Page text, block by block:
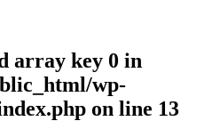
array key 0 in
wp-
on line 13